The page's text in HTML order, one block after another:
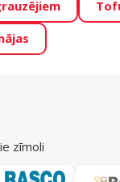
cenas mīluļu
tieši Tavs
zīmoli